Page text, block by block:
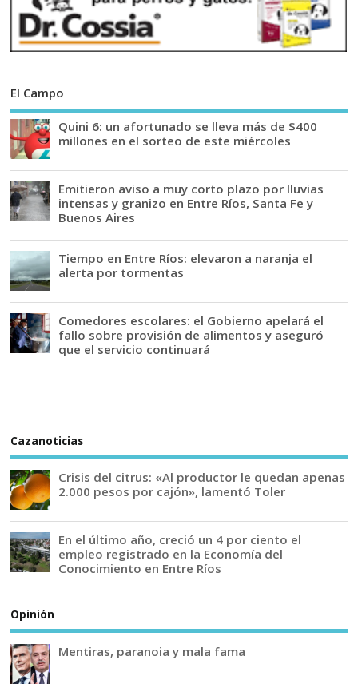
El Campo
Quini 6: un afortunado se lleva más de $400
millones en el sorteo de este miércoles
Emitieron aviso a muy corto plazo por lluvias
intensas y granizo en Entre Ríos, Santa Fe y
Buenos Aires
Tiempo en Entre Ríos: elevaron a naranja el
alerta por tormentas
Comedores escolares: el Gobierno apelará el
fallo sobre provisión de alimentos y aseguró
que el servicio continuará
Cazanoticias
Crisis del citrus: «Al productor le quedan apenas
2.000 pesos por cajón», lamentó Toler
En el último año, creció un 4 por ciento el
empleo registrado en la Economía del
Conocimiento en Entre Ríos
Opinión
Mentiras, paranoia y mala fama